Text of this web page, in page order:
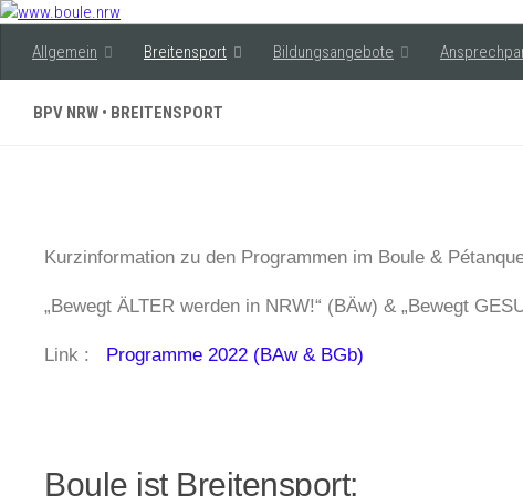
Allgemein Breitensport Bildungsangebote
BPV NRW • BREITENSPORT
Kurzinformation zu den Programmen im Boule &
„Bewegt ÄLTER werden in NRW!“ (BÄw) & „Bewegt
Link : Programme 2022 (BAw & BGb)
Boule ist Breitensport: